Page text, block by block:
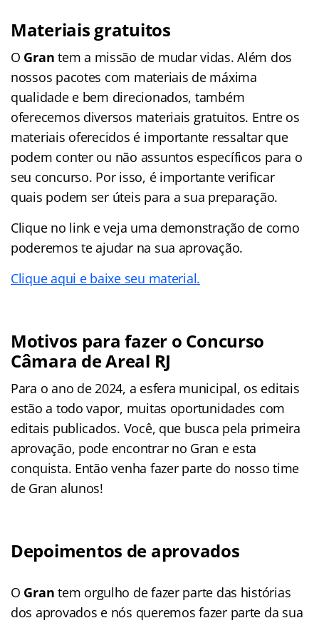
Materiais gratuitos
O Grantem a missão de mudar vidas. Além dos
nossos pacotes com materiais de máxima
qualidade e bem direcionados, também
oferecemos diversos materiais gratuitos. Entre os
materiais oferecidos é importante ressaltar que
podem conter ou não assuntos específicos para o
seu concurso. Por isso, é importante verificar
quais podem ser úteis para a sua preparação.
Clique no link e veja uma demonstração de como
poderemos te ajudar na sua aprovação.
Clique aqui e baixe seu material.
Motivos para fazer o Concurso
Câmara de Areal RJ
Para o ano de 2024, a esfera municipal, os editais
estão a todo vapor, muitas oportunidades com
editais publicados. Você, que busca pela primeira
aprovação, pode encontrar no Gran e esta
conquista. Então venha fazer parte do nosso time
de Gran alunos!
Depoimentos de aprovados
O Gran tem orgulho de fazer parte das histórias
dos aprovados e nós queremos fazer parte da sua